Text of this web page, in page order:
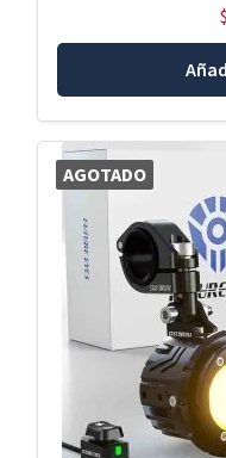
$
AGOTADO